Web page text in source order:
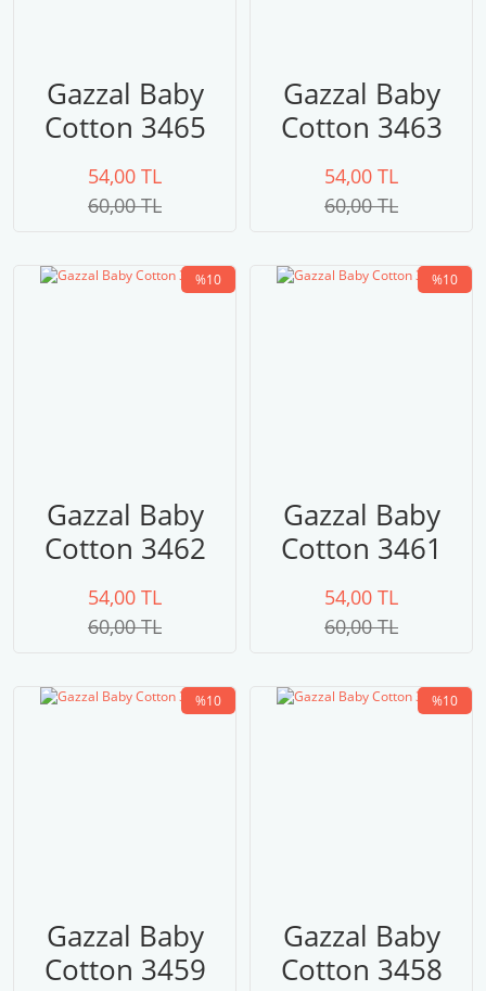
Gazzal Baby
Cotton 3465
54,00 TL
60,00 TL
Gazzal Baby
Cotton 3463
54,00 TL
60,00 TL
%10
Gazzal Baby
Cotton 3462
54,00 TL
60,00 TL
%10
Gazzal Baby
Cotton 3461
54,00 TL
60,00 TL
%10
Gazzal Baby
Cotton 3459
%10
Gazzal Baby
Cotton 3458